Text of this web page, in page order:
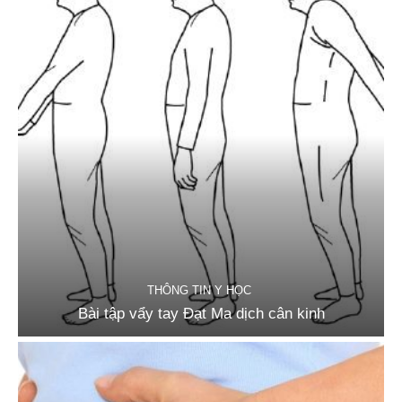
THÔNG TIN Y HỌC
Bài tập vẩy tay Đạt Ma dịch cân kinh